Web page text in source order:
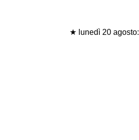
★ lunedì 20 agosto: